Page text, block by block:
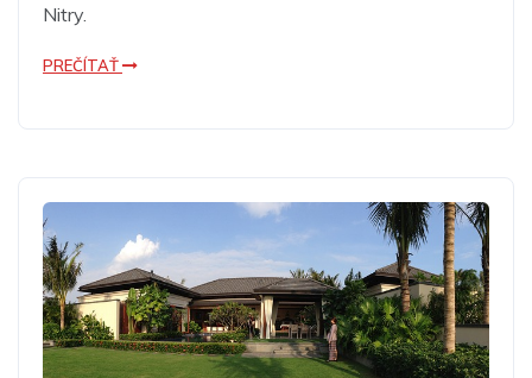
Nitry.
PREČÍTAŤ